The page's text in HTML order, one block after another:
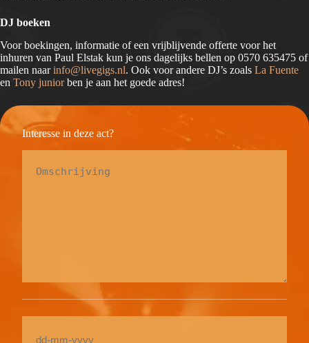
DJ boeken
Voor boekingen, informatie of een vrijblijvende offerte voor het
inhuren van Paul Elstak kun je ons dagelijks bellen op 0570 635475 of
mailen naarinfo@livegigs.nl. Ook voor andere DJ’s zoals La Fuente
en Tony juniorben je aan het goede adres!
Interesse in deze act?